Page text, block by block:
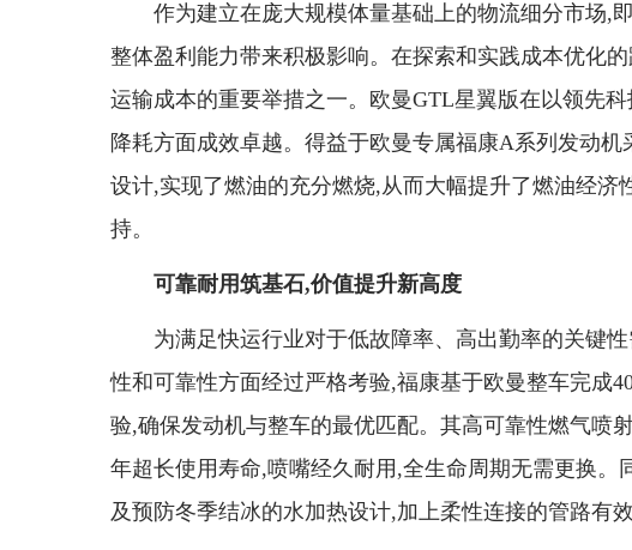
作为建立在庞大规模体量基础上的物流细分市场,
整体盈利能力带来积极影响。在探索和实践成本优化
运输成本的重要举措之一。欧曼GTL星翼版在以领先
降耗方面成效卓越。得益于欧曼专属福康A系列发动
设计,实现了燃油的充分燃烧,从而大幅提升了燃油经济
持。
可靠耐用筑基石,价值提升新高度
为满足快运行业对于低故障率、高出勤率的关键
性和可靠性方面经过严格考验,福康基于欧曼整车完成
验,确保发动机与整车的最优匹配。其高可靠性燃气喷
年超长使用寿命,喷嘴经久耐用,全生命周期无需更换。
及预防冬季结冰的水加热设计,加上柔性连接的管路有